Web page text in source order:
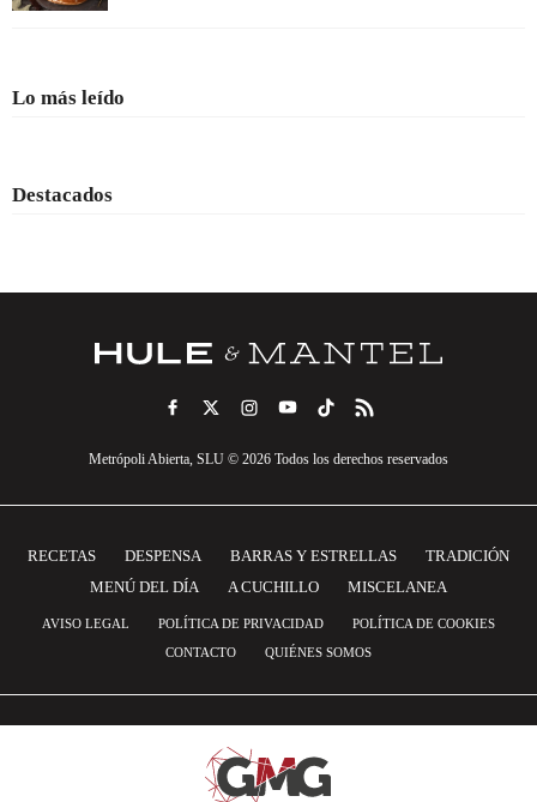
Lo más leído
Destacados
Metrópoli Abierta, SLU © 2026 Todos los derechos reservados
RECETAS DESPENSA BARRAS Y ESTRELLAS
TRADICIÓN
MENÚ DEL DÍA
A CUCHILLO MISCELANEA
AVISO LEGAL POLÍTICA DE PRIVACIDAD
POLÍTICA DE COOKIES
CONTACTO
QUIÉNES SOMOS